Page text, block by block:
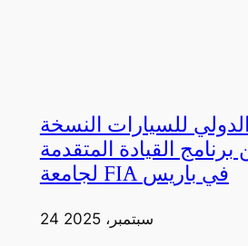
الدولي للسيارات النسخة
برنامج القيادة المتقدمة
لجامعة FIA في باريس
24 سبتمبر، 2025